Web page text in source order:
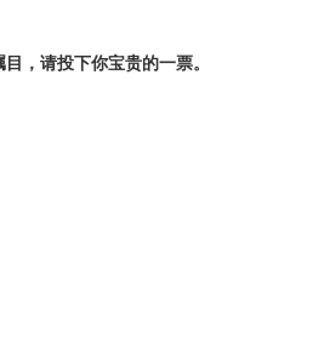
，请投下你宝贵的一票。